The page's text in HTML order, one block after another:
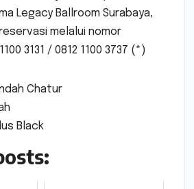
Legacy Ballroom Surabaya,
melalui nomor
3131 / 0812 1100 3737 (*)
Chatur
Black